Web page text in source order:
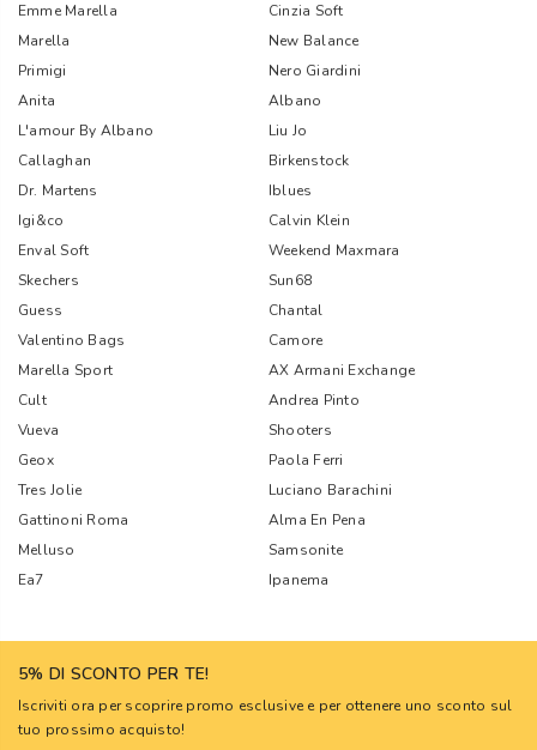
Emme Marella
Cinzia Soft
Marella
New Balance
Primigi
Nero Giardini
Anita
Albano
L'amour By Albano
Liu Jo
Callaghan
Birkenstock
Dr. Martens
Iblues
Igi&co
Calvin Klein
Enval Soft
Weekend Maxmara
Skechers
Sun68
Guess
Chantal
Valentino Bags
Camore
Marella Sport
AX Armani Exchange
Cult
Andrea Pinto
Vueva
Shooters
Geox
Paola Ferri
Tres Jolie
Luciano Barachini
Gattinoni Roma
Alma En Pena
Melluso
Samsonite
Ea7
Ipanema
5% DI SCONTO PER TE!
Iscriviti ora per scoprire promo esclusive e per ottenere uno sconto sul
tuo prossimo acquisto!